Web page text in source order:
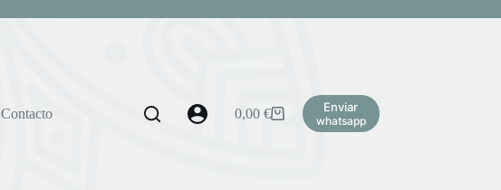
Contacto
Carro
0,00 € Enviar
whatsapp